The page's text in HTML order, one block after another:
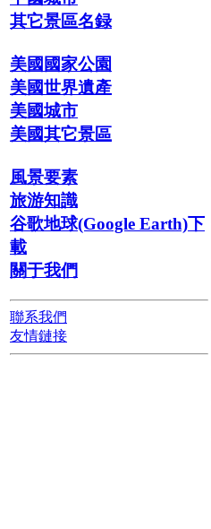
其它景區名録
美國國家公園
美國世界遺產
美國城市
美國其它景區
風景要素
旅游知識
谷歌地球(Google Earth)下
載
關于我們
聯系我們
友情鏈接